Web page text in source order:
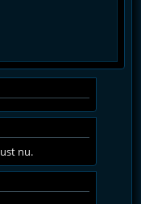
nu.